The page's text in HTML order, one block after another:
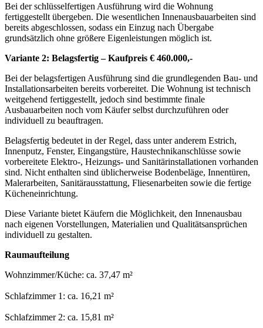
Bei der schlüsselfertigen Ausführung wird die Wohnung
fertiggestellt übergeben. Die wesentlichen Innenausbauarbeiten sind
bereits abgeschlossen, sodass ein Einzug nach Übergabe
grundsätzlich ohne größere Eigenleistungen möglich ist.
Variante 2: Belagsfertig – Kaufpreis € 460.000,-
Bei der belagsfertigen Ausführung sind die grundlegenden Bau- und
Installationsarbeiten bereits vorbereitet. Die Wohnung ist technisch
weitgehend fertiggestellt, jedoch sind bestimmte finale
Ausbauarbeiten noch vom Käufer selbst durchzuführen oder
individuell zu beauftragen.
Belagsfertig bedeutet in der Regel, dass unter anderem Estrich,
Innenputz, Fenster, Eingangstüre, Haustechnikanschlüsse sowie
vorbereitete Elektro-, Heizungs- und Sanitärinstallationen vorhanden
sind. Nicht enthalten sind üblicherweise Bodenbeläge, Innentüren,
Malerarbeiten, Sanitärausstattung, Fliesenarbeiten sowie die fertige
Kücheneinrichtung.
Diese Variante bietet Käufern die Möglichkeit, den Innenausbau
nach eigenen Vorstellungen, Materialien und Qualitätsansprüchen
individuell zu gestalten.
Raumaufteilung
Wohnzimmer/Küche: ca. 37,47 m²
Schlafzimmer 1: ca. 16,21 m²
Schlafzimmer 2: ca. 15,81 m²